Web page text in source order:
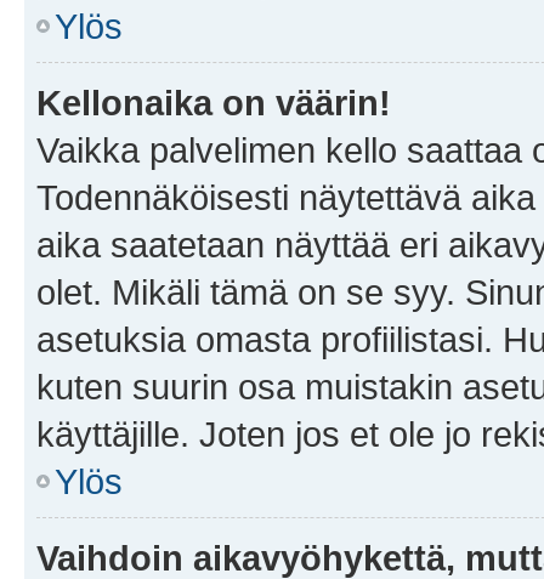
Ylös
Kellonaika on väärin!
Vaikka palvelimen kello saattaa
Todennäköisesti näytettävä
aika saatetaan näyttää eri
olet. Mikäli tämä on se syy.
asetuksia omasta profiilistasi.
kuten suurin osa muistakin
käyttäjille. Joten jos et ole jo
Ylös
Vaihdoin aikavyöhykettä,